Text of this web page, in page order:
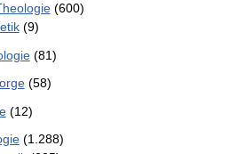
(600)
(9)
(81)
(58)
(12)
(1.288)